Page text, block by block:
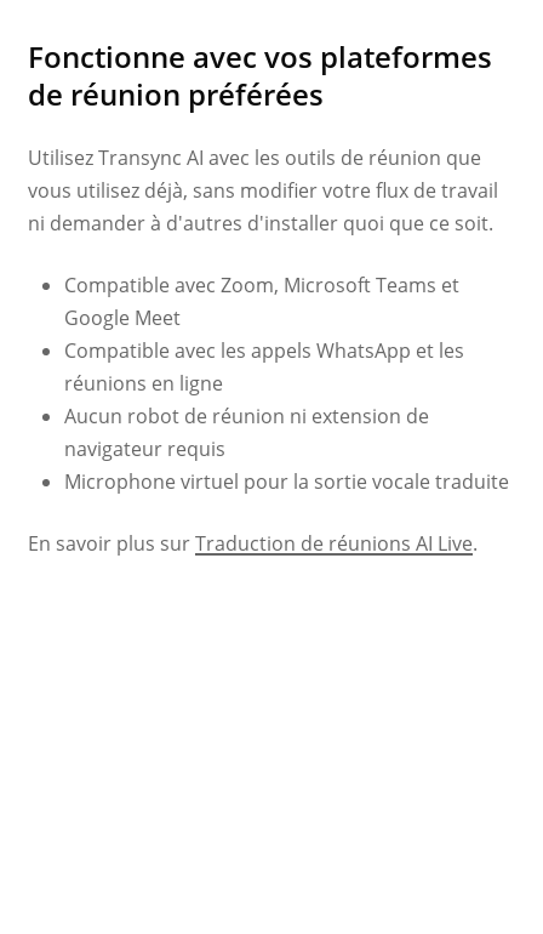
Fonctionne avec vos plateformes
de réunion préférées
Utilisez Transync AI avec les outils de réunion que
vous utilisez déjà, sans modifier votre flux de travail
ni demander à d'autres d'installer quoi que ce soit.
Compatible avec Zoom, Microsoft Teams et
Google Meet
Compatible avec les appels WhatsApp et les
réunions en ligne
Aucun robot de réunion ni extension de
navigateur requis
Microphone virtuel pour la sortie vocale traduite
En savoir plus surTraduction de réunions AI Live.